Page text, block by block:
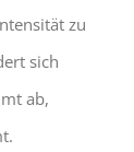
zu
sich
ab,